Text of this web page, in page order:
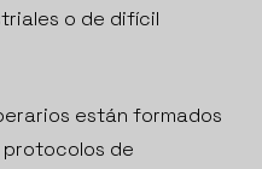
o de difícil
están formados
protocolos de